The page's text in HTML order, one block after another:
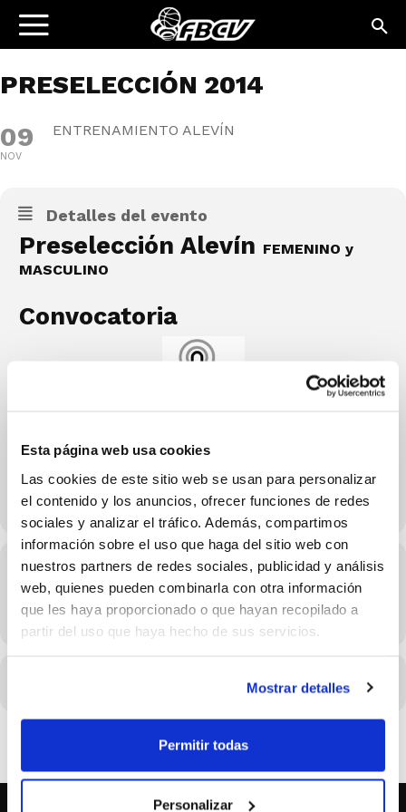
Esta página web usa cookies
Las cookies de este sitio web se usan para personalizar
el contenido y los anuncios, ofrecer funciones de redes
sociales y analizar el tráfico. Además, compartimos
información sobre el uso que haga del sitio web con
nuestros partners de redes sociales, publicidad y análisis
web, quienes pueden combinarla con otra información
que les haya proporcionado o que hayan recopilado a
partir del uso que haya hecho de sus servicios.
Mostrar detalles
Permitir todas
Personalizar
PRESELECCIÓN 2014
09
NOV
ENTRENAMIENTO ALEVÍN
Detalles del evento
Preselección Alevín FEMENINO y
MASCULINO
Convocatoria
9 de Noviembre
Hora
09/11/2025 Consulta el horario en los detalles del evento
(GMT+02:00)
CALENDARIO GOOGLE